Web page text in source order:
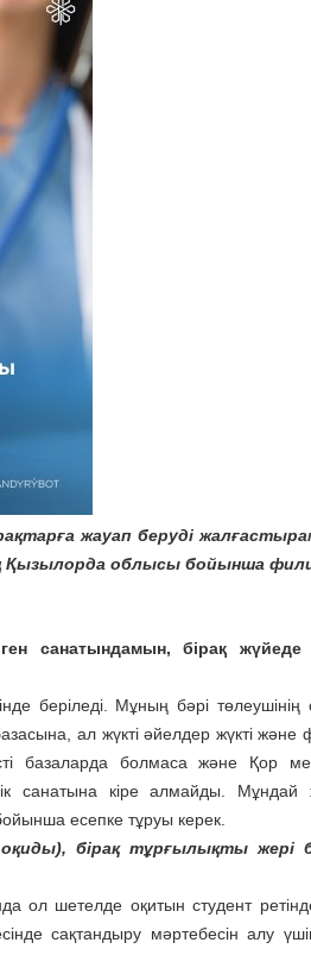
жауап беруді
Қызылорда облысы бойынша
санатындамын, бірақ жүйеде
беріледі. Мұның бәрі төлеушінің
ал жүкті әйелдер жүкті және
базаларда болмаса және Қор
санатына кіре алмайды. Мұндай
есепке тұруы керек.
бірақ тұрғылықты жері
ол шетелде оқитын студент ретінде
сақтандыру мәртебесін алу